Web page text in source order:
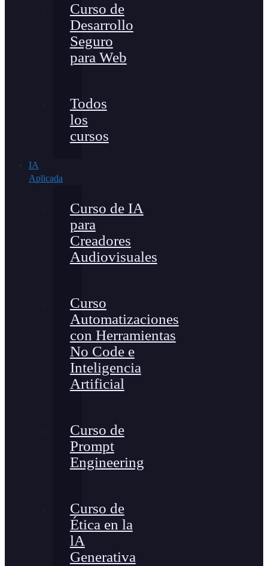
Curso de
Desarrollo
Seguro
para Web
Todos
los
cursos
IA
Aplicada
Curso de IA
para
Creadores
Audiovisuales
Curso
Automatizaciones
con Herramientas
No Code e
Inteligencia
Artificial
Curso de
Prompt
Engineering
Curso de
Ética en la
lA
Generativa